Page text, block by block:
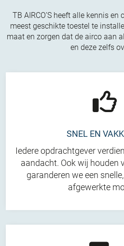
TB AIRCO’S heeft alle kennis
meest geschikte toestel te
maat en zorgen dat de airco aan
en deze zelfs
SNEL EN
Iedere opdrachtgever
aandacht. Ook wij houden
garanderen we een
afgewerkte